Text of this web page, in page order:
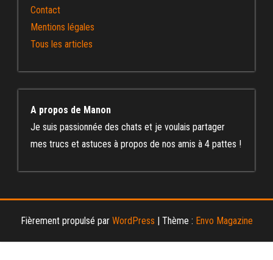
Contact
Mentions légales
Tous les articles
A propos de Manon
Je suis passionnée des chats et je voulais partager
mes trucs et astuces à propos de nos amis à 4 pattes !
Fièrement propulsé par WordPress Thème : Envo Magazine